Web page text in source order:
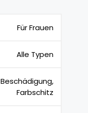
Für Frauen
Alle Typen
Beschädigung,
Farbschitz